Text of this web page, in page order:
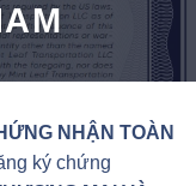
NHẬN TOÀN
ký chứng